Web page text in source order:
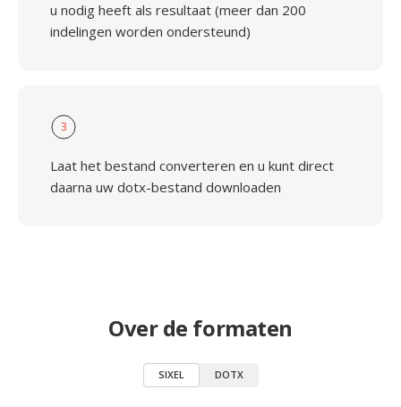
u nodig heeft als resultaat (meer dan 200
indelingen worden ondersteund)
3
Laat het bestand converteren en u kunt direct
daarna uw dotx-bestand downloaden
Over de formaten
SIXEL DOTX